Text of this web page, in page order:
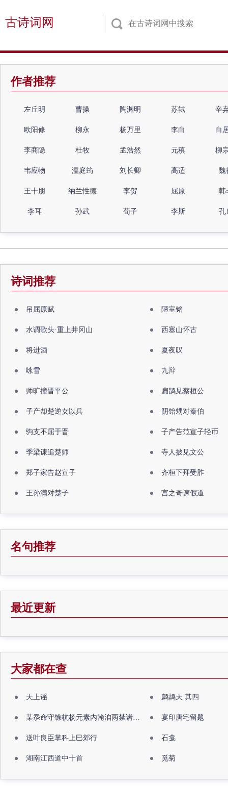
古诗词网
作者推荐
左丘明 曹操 陶渊明 苏轼 辛
欧阳修 柳永 杨万里 李白 白
李商隐 杜牧 孟浩然 元稹 柳
韦应物 温庭筠 刘长卿 高适 魏
王十朋 纳兰性德 李贺 屈原 韩
李耳 孙武 荀子 李斯 孔
诗词推荐
吊屈原赋 陋室铭
水调歌头·重上井冈山 西塞山怀古
将进酒 夏夜叹
咏雪 九辩
师旷撞晋平公 扁鹊见蔡桓公
子产却楚逆女以兵 阴饴甥对秦伯
驹支不屈于晋 子产告范宣子轻币
季梁谏追楚师 寺人披见文公
郑子家告赵宣子 齐桓下拜受胙
王孙满对楚子 宫之奇谏假道
名句推荐
最近更新
大家都在查
天上谣 鹧鸪天 其四
某忝命守馀杭杨元素内翰洎两禁诸公出祖佛寺 宴印唐宅留题
送叶良臣掌科上巳郊行 石龛
湖南江西道中十首 觅菊